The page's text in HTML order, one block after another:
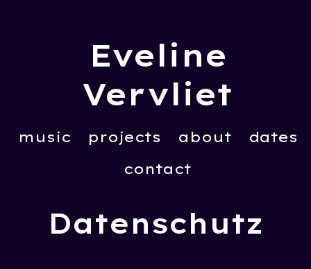
Eveline
Vervliet
music projects about
dates
contact
Datenschutz